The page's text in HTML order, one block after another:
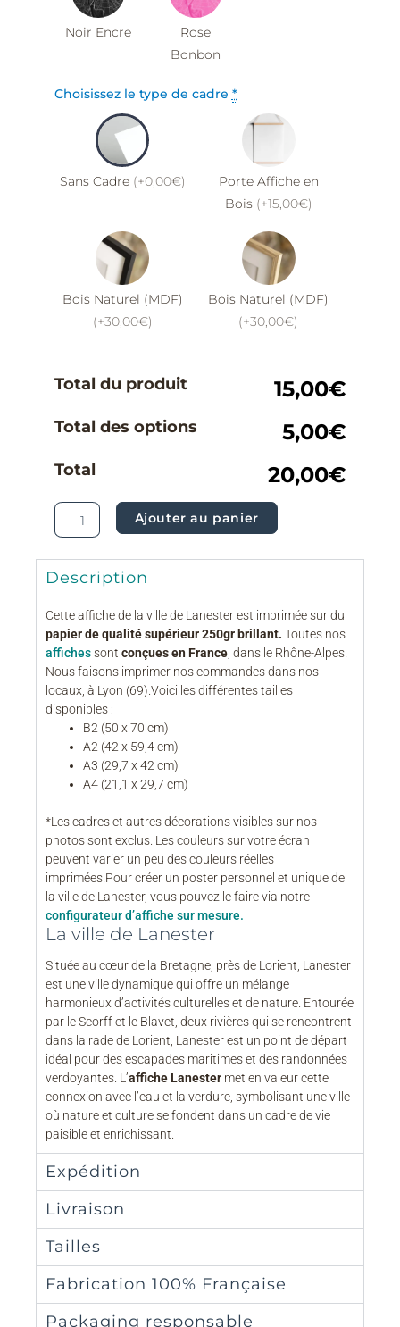
Noir Encre
Rose
Bonbon
Choisissez le type de cadre *
Sans Cadre (+0,00€)
Porte Affiche en
Bois (+15,00€)
Bois Naturel (MDF)
(+30,00€)
Bois Naturel (MDF)
(+30,00€)
Total du produit 15,00€
Total des options 5,00€
Total 20,00€
Ajouter au panier
Description
Cette affiche de la ville de Lanester est imprimée sur du
papier de qualité supérieur 250gr brillant.Toutes nos
affichessontconçues en France , dans le Rhône-Alpes.
Nous faisons imprimer nos commandes dans nos
locaux, à Lyon (69).Voici les différentes tailles
disponibles :
B2 (50 x 70 cm)
A2 (42 x 59,4 cm)
A3 (29,7 x 42 cm)
A4 (21,1 x 29,7 cm)
*Les cadres et autres décorations visibles sur nos
photos sont exclus. Les couleurs sur votre écran
peuvent varier un peu des couleurs réelles
imprimées.Pour créer un poster personnel et unique de
la ville de Lanester, vous pouvez le faire via notre
configurateur d’affiche sur mesure.
La ville de Lanester
Située au cœur de la Bretagne, près de Lorient, Lanester
est une ville dynamique qui offre un mélange
harmonieux d’activités culturelles et de nature. Entourée
par le Scorff et le Blavet, deux rivières qui se rencontrent
dans la rade de Lorient, Lanester est un point de départ
idéal pour des escapades maritimes et des randonnées
verdoyantes. L’affiche Lanester met en valeur cette
connexion avec l’eau et la verdure, symbolisant une ville
où nature et culture se fondent dans un cadre de vie
paisible et enrichissant.
Expédition
Livraison
Tailles
Fabrication 100% Française
Packaging responsable